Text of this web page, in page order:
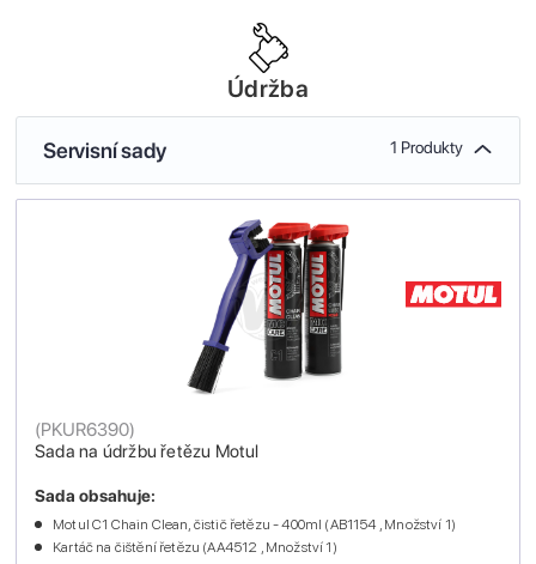
Údržba
Servisní sady 1 Produkty
Sada na údržbu řetězu Motul
(PKUR6390)
Sada obsahuje:
Motul C1 Chain Clean, čistič řetězu - 400ml (AB1154 , Množství 1)
Kartáč na čištění řetězu (AA4512 , Množství 1)